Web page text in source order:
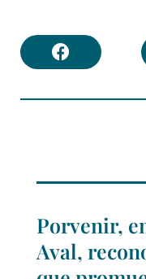
Porvenir,
Aval,